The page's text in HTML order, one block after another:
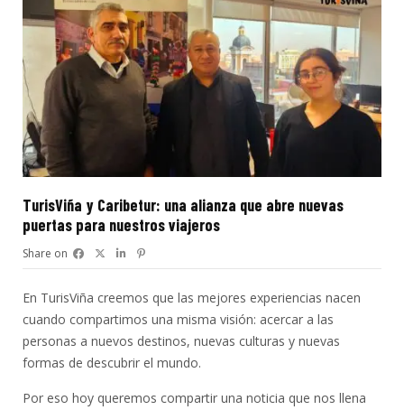
TurisViña y Caribetur: una alianza que abre nuevas
puertas para nuestros viajeros
Share on
En TurisViña creemos que las mejores experiencias nacen
cuando compartimos una misma visión: acercar a las
personas a nuevos destinos, nuevas culturas y nuevas
formas de descubrir el mundo.
Por eso hoy queremos compartir una noticia que nos llena